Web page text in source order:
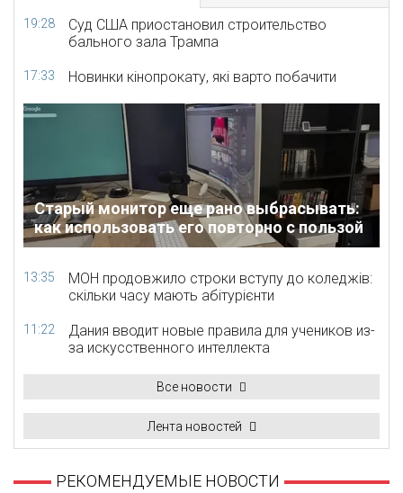
19:28
Суд США приостановил строительство
бального зала Трампа
17:33 Новинки кінопрокату, які варто побачити
Старый монитор еще рано выбрасывать:
как использовать его повторно с пользой
13:35
МОН продовжило строки вступу до коледжів:
скільки часу мають абітурієнти
11:22
Дания вводит новые правила для учеников из-
за искусственного интеллекта
Все новости
Лента новостей
РЕКОМЕНДУЕМЫЕ НОВОСТИ